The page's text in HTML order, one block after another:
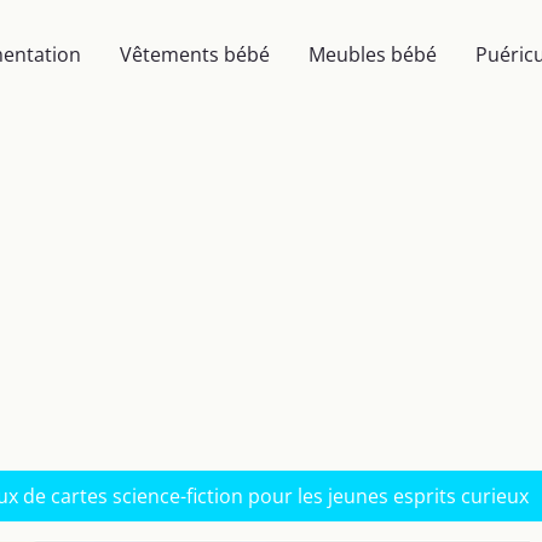
Vêtements bébé Meubles bébé
de cartes science-fiction pour les jeunes esprits curieux